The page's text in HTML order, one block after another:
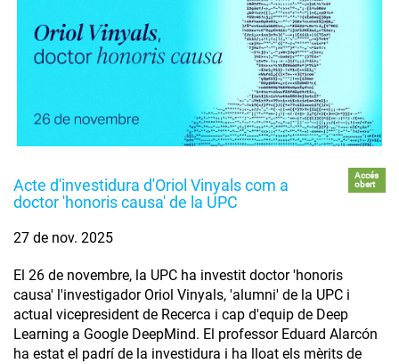
Acte d'investidura d'Oriol Vinyals com a
doctor 'honoris causa' de la UPC
Accés
obert
27 de nov. 2025
El 26 de novembre, la UPC ha investit doctor 'honoris
causa' l'investigador Oriol Vinyals, 'alumni' de la UPC i
actual vicepresident de Recerca i cap d'equip de Deep
Learning a Google DeepMind. El professor Eduard Alarcón
ha estat el padrí de la investidura i ha lloat els mèrits de